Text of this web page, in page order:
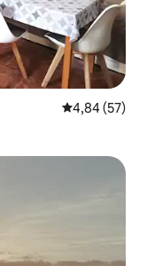
Prosječna
4,84 (57)